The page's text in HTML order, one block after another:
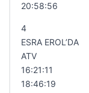
20:58:56
4
ESRA EROL’DA
ATV
16:21:11
18:46:19